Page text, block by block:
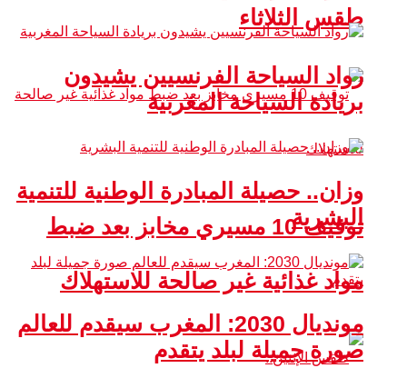
طقس الثلاثاء
توقيف 10 مسيري مخابز بعد ضبط
مواد غذائية غير صالحة للاستهلاك
رواد السياحة الفرنسيين يشيدون
بريادة السياحة المغربية
وزان.. حصيلة المبادرة الوطنية للتنمية
البشرية
مونديال 2030: المغرب سيقدم للعالم
صورة جميلة لبلد يتقدم